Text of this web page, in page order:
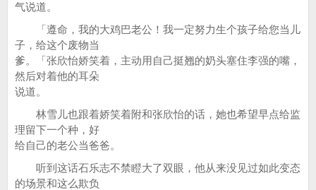
气说道。
「遵命，我的大鸡巴老公！我一定努力生个孩子给您当儿
子，给这个废物当
爹。「张欣怡娇笑着，主动用自己挺翘的奶头塞住李强的嘴，
然后对着他的耳朵
说道。
林雪儿也跟着娇笑着附和张欣怡的话，她也希望早点给监
理留下一个种，好
给自己的老公当爸爸。
听到这话石乐志不禁瞪大了双眼，他从来没见过如此变态
的场景和这么欺负